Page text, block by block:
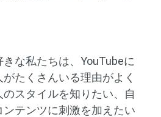
な私たちは、YouTubeに
たくさんいる理由がよく
スタイルを知りたい、自
テンツに刺激を加えたい